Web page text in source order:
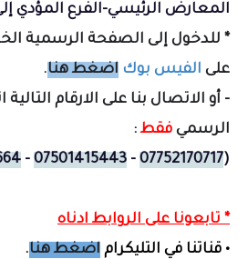
المعارض الرئيسي-الفرع المؤدي
* للدخول إلى الصفحة الرسمية
على الفيس بوك اضغط هنا.
- أو الاتصال بنا على الارقام التالية
الرسمي فقط:
(
07752170717
-
07501415443
-
* تابعونا على الروابط ادناه
• قناتنا في التليكرام اضغط هنا.